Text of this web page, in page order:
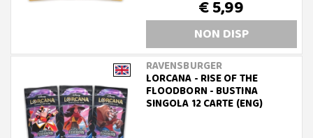
€ 5,99
NON DISP
RAVENSBURGER
LORCANA - RISE OF THE
FLOODBORN - BUSTINA
SINGOLA 12 CARTE (ENG)